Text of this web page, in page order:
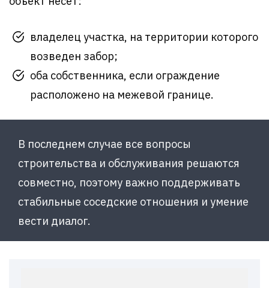
владелец участка, на территории которого
возведен забор;
оба собственника, если ограждение
расположено на межевой границе.
В последнем случае все вопросы
строительства и обслуживания решаются
совместно, поэтому важно поддерживать
стабильные соседские отношения и умение
вести диалог.